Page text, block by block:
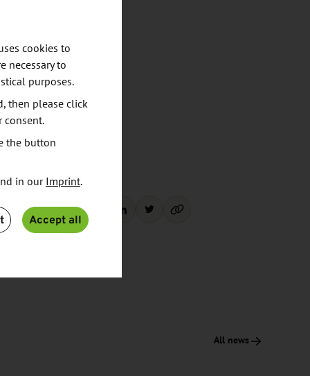
Share:
All news
cookies to
necessary to
purposes.
then please click
consent.
the button
in our Imprint.
Accept all